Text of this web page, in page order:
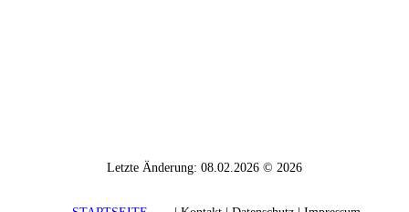
Letzte Änderung: 08.02.2026 © 2026